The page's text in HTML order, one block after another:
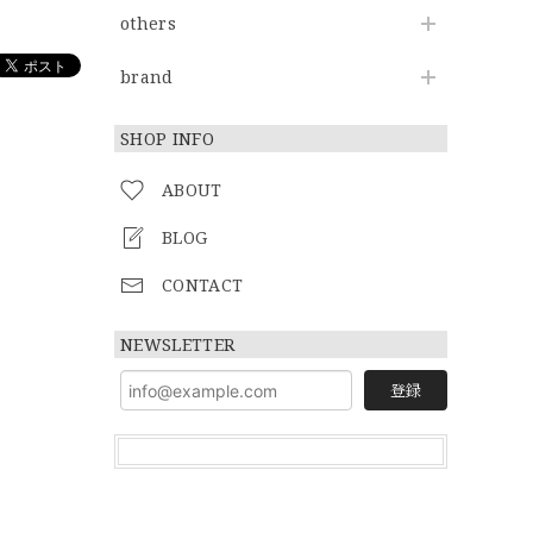
others
brand
SHOP INFO
ABOUT
BLOG
CONTACT
NEWSLETTER
登録